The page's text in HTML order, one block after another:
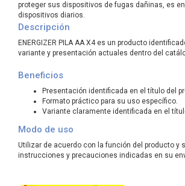
proteger sus dispositivos de fugas dañinas, es
dispositivos diarios.
Descripción
ENERGIZER PILA AA X4 es un producto
variante y presentación actuales dentro del
Beneficios
Presentación identificada en el título del
Formato práctico para su uso específico.
Variante claramente identificada en el
Modo de uso
Utilizar de acuerdo con la función del producto y
instrucciones y precauciones indicadas en su